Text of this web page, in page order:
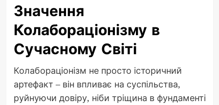
Значення
Колабораціонізму в
Сучасному Світі
Колабораціонізм не просто історичний
артефакт – він впливає на суспільства,
руйнуючи довіру, ніби тріщина в фундаменті